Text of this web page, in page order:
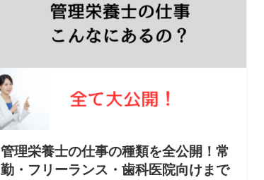
管理栄養士の仕事の種類を全公開！常
勤・フリーランス・歯科医院向けまで